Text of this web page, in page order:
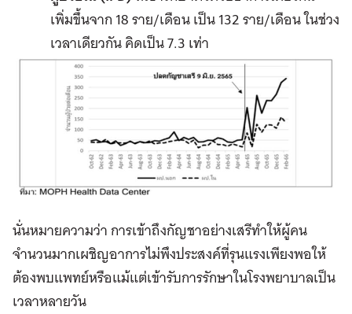
เพิ่มขึ้นจาก 18 ราย/เดือน เป็น 132 ราย/เดือน ในช่วง
เวลาเดียวกัน คิดเป็น 7.3 เท่า
นั่นหมายความว่า การเข้าถึงกัญชาอย่างเสรีทำให้ผู้คน
จำนวนมากเผชิญอาการไม่พึงประสงค์ที่รุนแรงเพียงพอให้
ต้องพบแพทย์หรือแม้แต่เข้ารับการรักษาในโรงพยาบาลเป็น
เวลาหลายวัน